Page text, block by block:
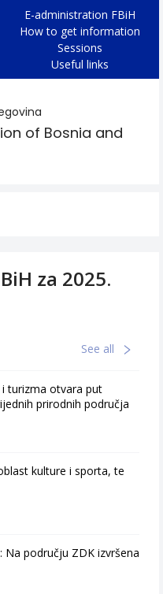
E-administration FBiH
How to get information
Sessions
Useful links
of Bosnia and
za 2025.
See all
turizma otvara put
prirodnih područja
kulture i sporta, te
Na području ZDK izvršena